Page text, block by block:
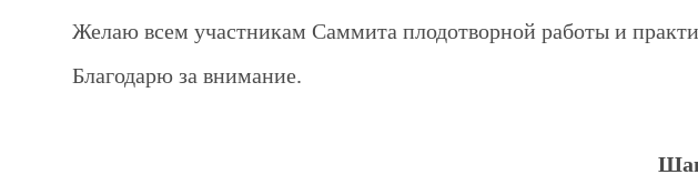
Желаю всем участникам Саммита плодотворной работы и
Благодарю за внимание.